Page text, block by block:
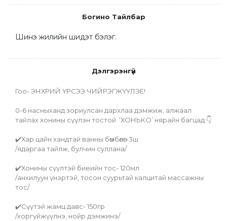
Богино Тайлбар
Шинэ жилийн шидэт бэлэг.
Дэлгэрэнгүй
Гоо- ЭНХРИЙ ҮРСЭЭ ЧИЙРЭГЖҮҮЛЭЕ!
0-6 насныханд зориулсан дархлаа дэмжиж, алжаал
тайлах хонины сүүлэн тостой  ‘ХОНЬКО’ нярайн багцад:👇
✔️Хар цайн хандтай ванны бөмбөлөг-3ш
/ядаргаа тайлж, булчин суллана/
✔️Хонины сүүлтэй биеийн тос- 120мл
/анхилуун үнэртэй, тосон суурьтай калцитай массажны
тос/
✔️Сүүтэй жамц давс- 150гр
/хоргүйжүүлнэ, нойр дэмжинэ/